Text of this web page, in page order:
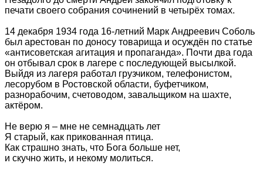
печати своего собрания сочинений в четырёх томах.
14 декабря 1934 года 16-летний Марк Андреевич Соболь
был арестован по доносу товарища и осуждён по статье
«антисоветская агитация и пропаганда». Почти два года
он отбывал срок в лагере с последующей высылкой.
Выйдя из лагеря работал грузчиком, телефонистом,
лесорубом в Ростовской области, буфетчиком,
разнорабочим, счетоводом, завальщиком на шахте,
актёром.
Не верю я – мне не семнадцать лет
Я старый, как прикованная птица.
Как страшно знать, что Бога больше нет,
и скучно жить, и некому молиться.